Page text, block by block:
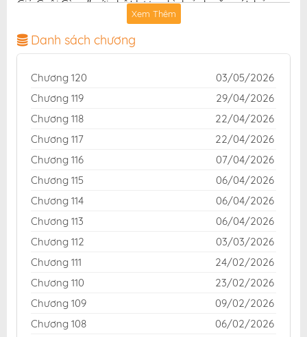
Giả Cuối Cùng" với chất lượng hình ảnh sắc nét, bản
dịch chuẩn và giao diện thân thiện, mang đến trải
nghiệm đọc truyện hấp dẫn, tiện lợi, hoàn toàn miễn
phí cho độc giả yêu thích truyện tranh online.
Xem Thêm
Danh sách chương
Chương 120
03/05/2026
Chương 119
29/04/2026
Chương 118
22/04/2026
Chương 117
22/04/2026
Chương 116
07/04/2026
Chương 115
06/04/2026
Chương 114
06/04/2026
Chương 113
06/04/2026
Chương 112
03/03/2026
Chương 111
24/02/2026
Chương 110
23/02/2026
Chương 109
09/02/2026
Chương 108
06/02/2026